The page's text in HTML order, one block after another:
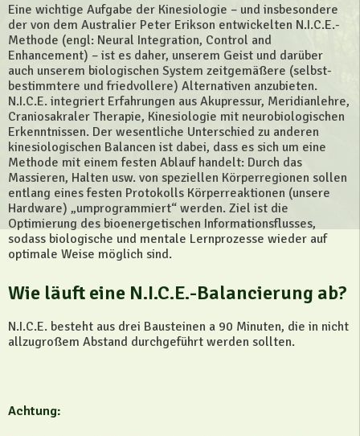
Eine wichtige Aufgabe der Kinesiologie – und insbesondere
der von dem Australier Peter Erikson entwickelten N.I.C.E.-
Methode (engl: Neural Integration, Control and
Enhancement) – ist es daher, unserem Geist und darüber
auch unserem biologischen System zeitgemäßere (selbst-
bestimmtere und friedvollere) Alternativen anzubieten.
N.I.C.E. integriert Erfahrungen aus Akupressur, Meridianlehre,
Craniosakraler Therapie, Kinesiologie mit neurobiologischen
Erkenntnissen. Der wesentliche Unterschied zu anderen
kinesiologischen Balancen ist dabei, dass es sich um eine
Methode mit einem festen Ablauf handelt: Durch das
Massieren, Halten usw. von speziellen Körperregionen sollen
entlang eines festen Protokolls Körperreaktionen (unsere
Hardware) „umprogrammiert“ werden. Ziel ist die
Optimierung des bioenergetischen Informationsflusses,
sodass biologische und mentale Lernprozesse wieder auf
optimale Weise möglich sind.
Wie läuft eine N.I.C.E.-Balancierung ab?
N.I.C.E. besteht aus drei Bausteinen a 90 Minuten, die in nicht
allzugroßem Abstand durchgeführt werden sollten.
Achtung: